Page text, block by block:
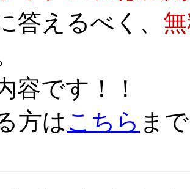
答えるべく、
容です！！
方はこちら まで